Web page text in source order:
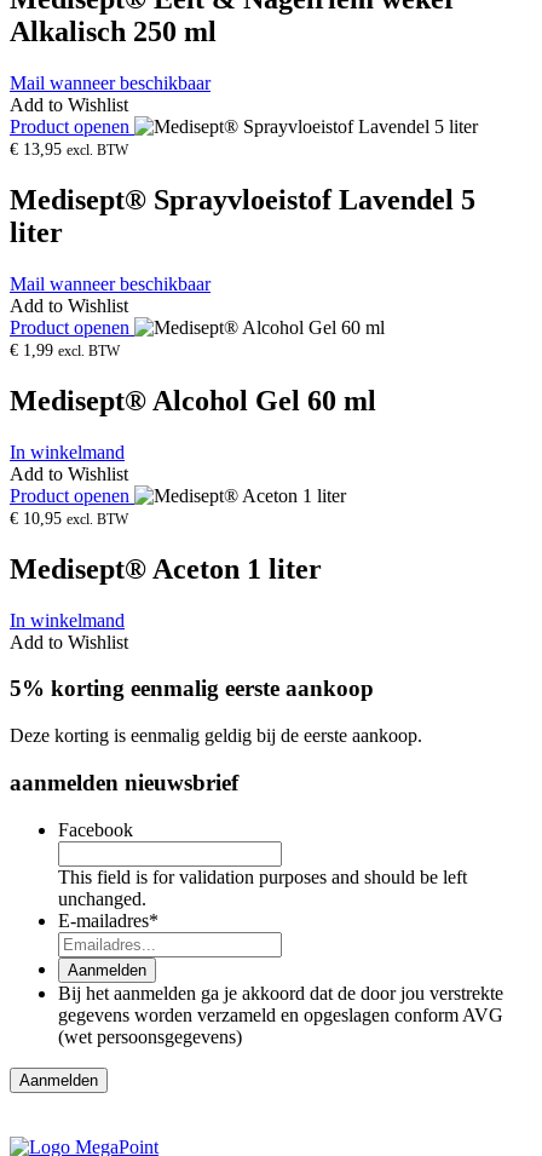
Alkalisch 250 ml
Mail wanneer beschikbaar
Add to Wishlist
Product openen
€ 13,95 excl. BTW
Medisept® Sprayvloeistof Lavendel 5
liter
Mail wanneer beschikbaar
Add to Wishlist
Product openen
€ 1,99 excl. BTW
Medisept® Alcohol Gel 60 ml
In winkelmand
Add to Wishlist
Product openen
€ 10,95 excl. BTW
Medisept® Aceton 1 liter
In winkelmand
Add to Wishlist
5% korting eenmalig eerste aankoop
Deze korting is eenmalig geldig bij de eerste aankoop.
aanmelden nieuwsbrief
Facebook
This field is for validation purposes and should be left
unchanged.
E-mailadres*
Aanmelden
Bij het aanmelden ga je akkoord dat de door jou verstrekte
gegevens worden verzameld en opgeslagen conform AVG
(wet persoonsgegevens)